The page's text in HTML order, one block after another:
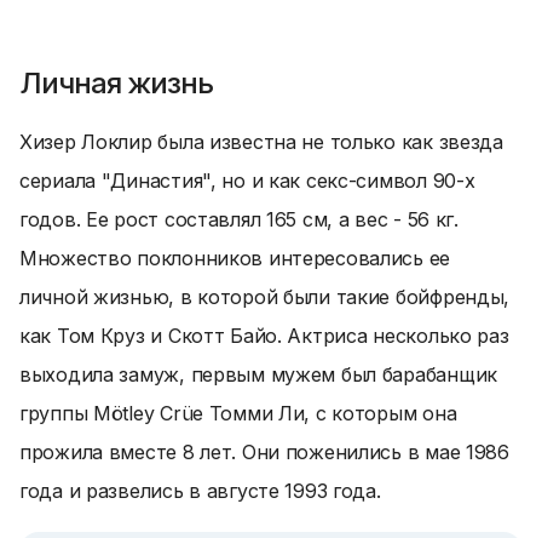
Личная жизнь
Хизер Локлир была известна не только как звезда
сериала "Династия", но и как секс-символ 90-х
годов. Ее рост составлял 165 см, а вес - 56 кг.
Множество поклонников интересовались ее
личной жизнью, в которой были такие бойфренды,
как Том Круз и Скотт Байо. Актриса несколько раз
выходила замуж, первым мужем был барабанщик
группы Mötley Crüe Томми Ли, с которым она
прожила вместе 8 лет. Они поженились в мае 1986
года и развелись в августе 1993 года.